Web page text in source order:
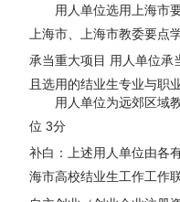
用人单位选用上海市
上海市、上海市教委要点
承当重大项目 用人单位承
且选用的结业生专业与职
用人单位为远郊区域
位 3分
补白：上述用人单位由各
海市高校结业生工作工作